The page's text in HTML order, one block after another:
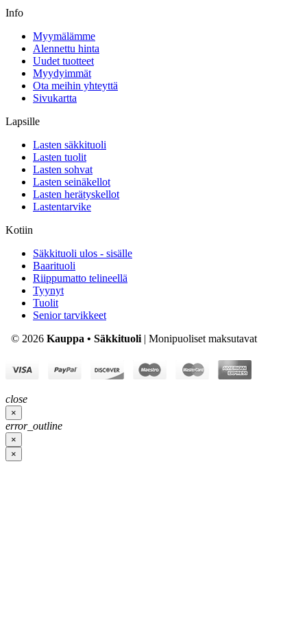
Info
Myymälämme
Alennettu hinta
Uudet tuotteet
Myydyimmät
Ota meihin yhteyttä
Sivukartta
Lapsille
Lasten säkkituoli
Lasten tuolit
Lasten sohvat
Lasten seinäkellot
Lasten herätyskellot
Lastentarvike
Kotiin
Säkkituoli ulos - sisälle
Baarituoli
Riippumatto telineellä
Tyynyt
Tuolit
Senior tarvikkeet
© 2026 Kauppa • Säkkituoli | Monipuoliset maksutavat
close
×
error_outline
×
×